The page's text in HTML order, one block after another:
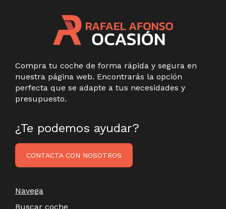
Compra tu coche de forma rápida y segura en
nuestra página web. Encontrarás la opción
perfecta que se adapte a tus necesidades y
presupuesto.
¿Te podemos ayudar?
CONTACTA CON NOSOTROS
Navega
Buscar coche